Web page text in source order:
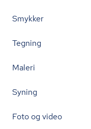
Smykker
Tegning
Maleri
Syning
Foto og video